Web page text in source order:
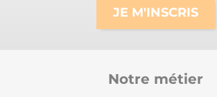
Notre métier